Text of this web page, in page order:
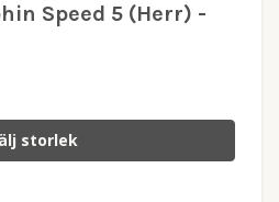
Speed 5 (Herr) -
storlek